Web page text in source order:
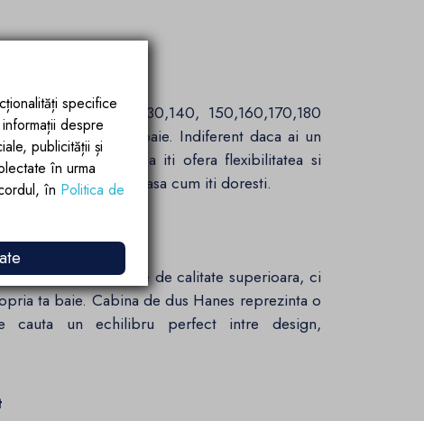
Spatiu
120,130,140, 150,160,170,180
la orice tip de baie. Indiferent daca ai un
aceasta cabina iti ofera flexibilitatea si
ti personaliza baia asa cum iti doresti.
nu doar produse de calitate superioara, ci
ta baie. Cabina de dus Hanes reprezinta o
cauta un echilibru perfect intre design,
specifice
despre
publicității și
în urma
în Politica de